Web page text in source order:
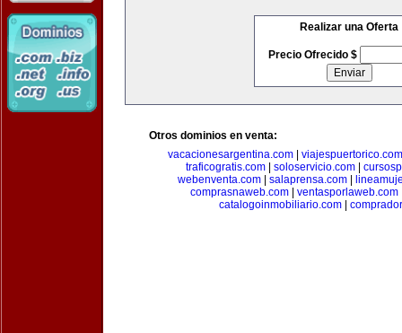
Realizar una Oferta
Precio Ofrecido $
Otros dominios en venta:
vacacionesargentina.com
viajespuertorico.com
traficogratis.com| soloservicio.com|
webenventa.com
salaprensa.com
comprasnaweb.com
ventasporlaweb.com
catalogoinmobiliario.com|